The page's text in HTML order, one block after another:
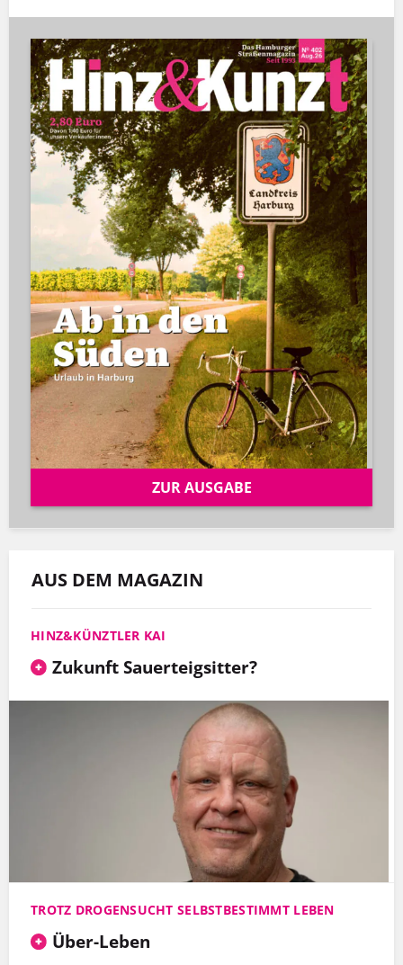
ZUR AUSGABE
AUS DEM MAGAZIN
HINZ&KÜNZTLER KAI
Zukunft Sauerteigsitter?
TROTZ DROGENSUCHT SELBSTBESTIMMT LEBEN
Über-Leben